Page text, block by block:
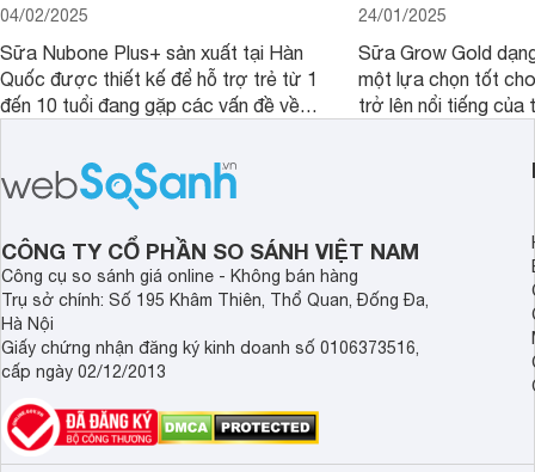
04/02/2025
Sữa Nubone Plus+ sản xuất tại Hàn
Quốc được thiết kế để hỗ trợ trẻ từ 1
đến 10 tuổi đang gặp các vấn đề về
dinh dưỡng. Sản phẩm đến từ thương
hiệu Lotte đứng số 1 Hàn Quốc, với
mức giá thành ổn phù hợp với người
dùng Việt.
24/01/2025
Sữa Grow Gold
một lựa chọn tốt
trở lên nổi tiếng của
Malaysia. Với thành
đầy đủ và hương vị
thể chất mà còn hỗ
giác.
CÔNG TY CỔ PHẦN SO SÁNH VIỆT NAM
Công cụ so sánh giá online - Không bán hàng
Trụ sở chính: Số 195 Khâm Thiên, Thổ Quan, Đống Đa,
Hà Nội
Giấy chứng nhận đăng ký kinh doanh số 0106373516,
cấp ngày 02/12/2013